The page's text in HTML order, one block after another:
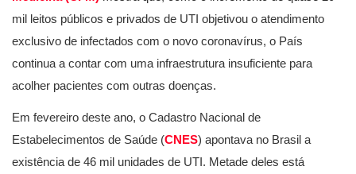
mil leitos públicos e privados de UTI objetivou o atendimento
exclusivo de infectados com o novo coronavírus, o País
continua a contar com uma infraestrutura insuficiente para
acolher pacientes com outras doenças.
Em fevereiro deste ano, o Cadastro Nacional de
Estabelecimentos de Saúde (CNES) apontava no Brasil a
existência de 46 mil unidades de UTI. Metade deles está